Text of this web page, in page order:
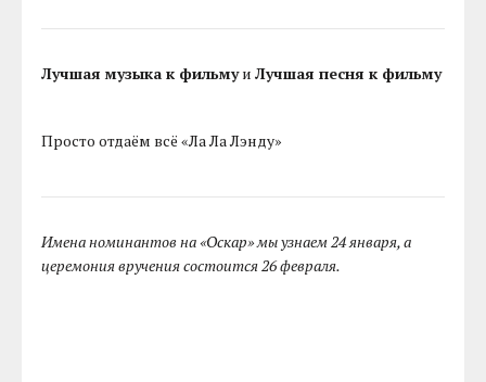
Лучшая музыка к фильмуиЛучшая песня к фильму
Просто отдаём всё «Ла Ла Лэнду»
Имена номинантов на «Оскар» мы узнаем 24 января, а
церемония вручения состоится 26 февраля.